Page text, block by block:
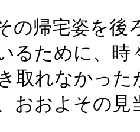
の帰宅姿を後
るために、
取れなかった
おおよその見